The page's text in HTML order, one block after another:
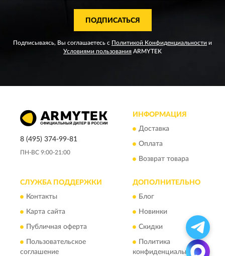
ПОДПИСАТЬСЯ
Подписываясь, Вы соглашаетесь с Политикой Конфиденциальности и
Условиями пользования ARMYTEK
8 (495) 374-99-81
ПН-ВС 9:00-21:00
ИНФОРМАЦИЯ
Доставка
Оплата
Возврат товара
СЛУЖБА ПОДДЕРЖКИ
Контакты
Карта сайта
Публичная оферта
Пользовательское
соглашение
ДОПОЛНИТЕЛЬНО
Блог
Новинки
Скидки
Политика
конфиденциальности